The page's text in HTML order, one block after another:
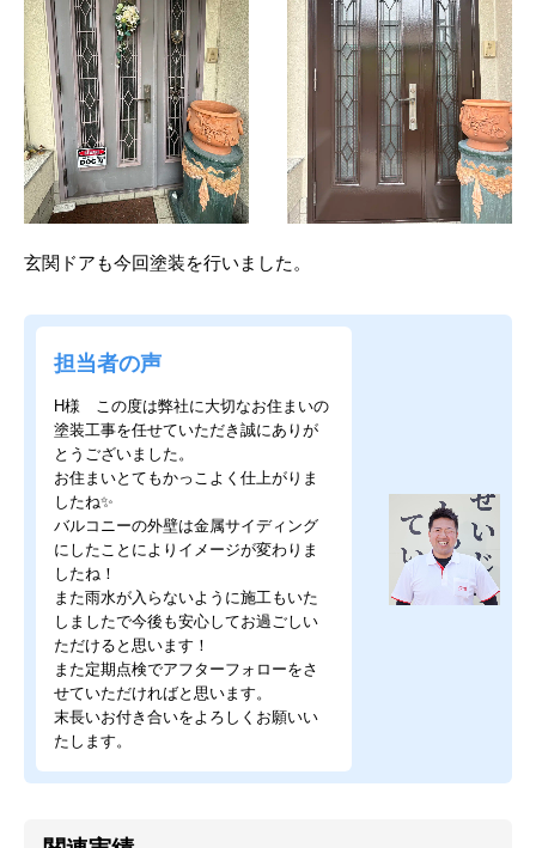
玄関ドアも今回塗装を行いました。
担当者の声
H様 この度は弊社に大切なお住まいの
塗装工事を任せていただき誠にありが
とうございました。
お住まいとてもかっこよく仕上がりま
したね✨
バルコニーの外壁は金属サイディング
にしたことによりイメージが変わりま
したね！
また雨水が入らないように施工もいた
しましたで今後も安心してお過ごしい
ただけると思います！
また定期点検でアフターフォローをさ
せていただければと思います。
末長いお付き合いをよろしくお願いい
たします。